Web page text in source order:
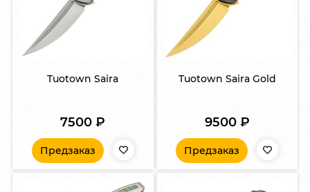
Tuotown Saira
7500₽
Предзаказ
Tuotown Saira Gold
9500 ₽
Предзаказ